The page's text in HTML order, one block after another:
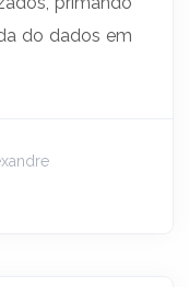
do dados em